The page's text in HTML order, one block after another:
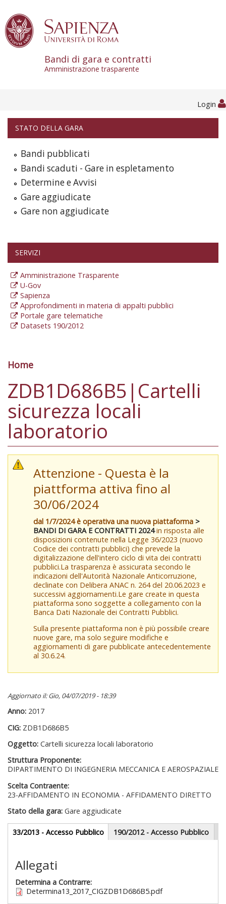
Bandi di gara e contratti
Amministrazione trasparente
Login
STATO DELLA GARA
Bandi pubblicati
Bandi scaduti - Gare in espletamento
Determine e Avvisi
Gare aggiudicate
Gare non aggiudicate
SERVIZI
Amministrazione Trasparente
U-Gov
Sapienza
Approfondimenti in materia di appalti pubblici
Portale gare telematiche
Datasets 190/2012
Tu sei qui
Home
ZDB1D686B5|Cartelli
sicurezza locali
laboratorio
Attenzione - Questa è la
piattforma attiva fino al
30/06/2024
dal 1/7/2024 è operativa una nuova piattaforma >
BANDI DI GARA E CONTRATTI 2024in risposta alle
disposizioni contenute nella Legge 36/2023 (nuovo
Codice dei contratti pubblici) che prevede la
digitalizzazione dell'intero ciclo di vita dei contratti
pubblici.La trasparenza è assicurata secondo le
indicazioni dell'Autorità Nazionale Anticorruzione,
declinate con Delibera ANAC n. 264 del 20.06.2023 e
successivi aggiornamenti.Le gare create in questa
piattaforma sono soggette a collegamento con la
Banca Dati Nazionale dei Contratti Pubblici.
Sulla presente piattaforma non è più possibile creare
nuove gare, ma solo seguire modifiche e
aggiornamenti di gare pubblicate antecedentemente
al 30.6.24.
Aggiornato il: Gio, 04/07/2019 - 18:39
Anno: 2017
CIG: ZDB1D686B5
Oggetto: Cartelli sicurezza locali laboratorio
Struttura Proponente:
DIPARTIMENTO DI INGEGNERIA MECCANICA E AEROSPAZIALE
Scelta Contraente:
23-AFFIDAMENTO IN ECONOMIA - AFFIDAMENTO DIRETTO
Stato della gara: Gare aggiudicate
Gare appalti
33/2013 - Accesso Pubblico(scheda
attiva)
190/2012 - Accesso Pubblico
Sezione redazionale
Allegati
Determina a Contrarre:
Determina13_2017_CIGZDB1D686B5.pdf